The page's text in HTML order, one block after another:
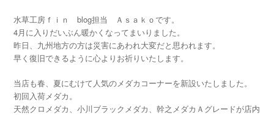
水草工房ｆｉｎ blog担当 Ａｓａｋｏです。
4月に入りだいぶん暖かくなってまいりました。
昨日、九州地方の方は災害にあわれ大変だと思われます。
早く復旧できるように心よりお祈りいたします。
当店も春、夏にむけて人気のメダカコーナーを新設いたしました。
初回入荷メダカ。
天然クロメダカ、小川ブラックメダカ、幹之メダカＡグレードが店内